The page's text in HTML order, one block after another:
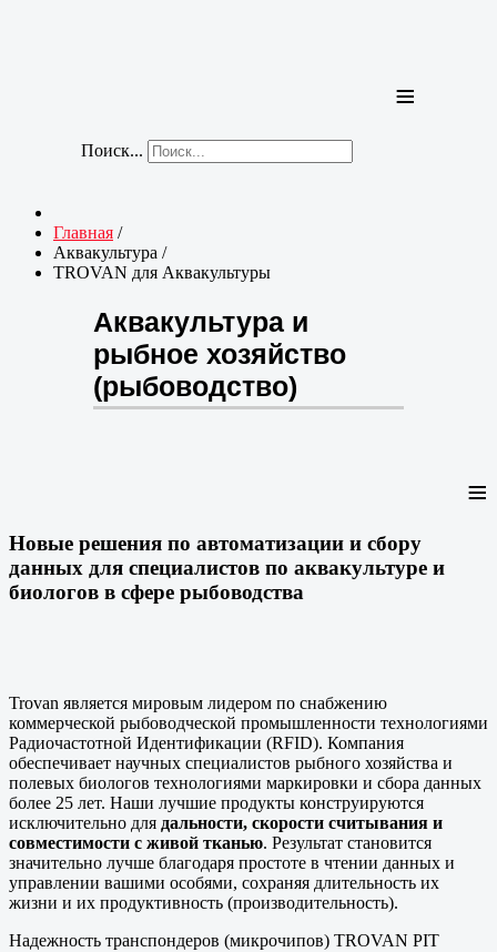
≡
Поиск...
Главная /
Аквакультура /
TROVAN для Аквакультуры
Аквакультура и
рыбное хозяйство
(рыбоводство)
≡
Новые решения по автоматизации и сбору
данных для специалистов по аквакультуре и
биологов в сфере рыбоводства
Trovan является мировым лидером по снабжению
коммерческой рыбоводческой промышленности технологиями
Радиочастотной Идентификации (RFID). Компания
обеспечивает научных специалистов рыбного хозяйства и
полевых биологов технологиями маркировки и сбора данных
более 25 лет. Наши лучшие продукты конструируются
исключительно для дальности, скорости считывания и
совместимости с живой тканью. Результат становится
значительно лучше благодаря простоте в чтении данных и
управлении вашими особями, сохраняя длительность их
жизни и их продуктивность (производительность).
Надежность транспондеров (микрочипов) TROVAN PIT